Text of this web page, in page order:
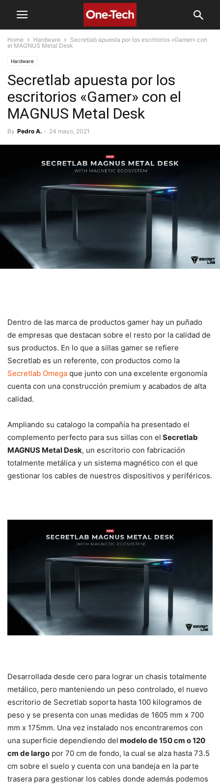
Home Hardware
Secretlab apuesta por los escritorios «Gamer» con
el MAGNUS Metal Desk
Hardware
Secretlab apuesta por los
escritorios «Gamer» con el
MAGNUS Metal Desk
By Pedro A. - 24 mayo, 2021
Dentro de las marca de productos gamer hay un puñado
de empresas que destacan sobre el resto por la calidad de
sus productos. En lo que a sillas gamer se refiere
Secretlab es un referente, con productos como la
Secretlab Omega que junto con una excelente ergonomía
cuenta con una construcción premium y acabados de alta
calidad.
Ampliando su catalogo la compañía ha presentado el
complemento perfecto para sus sillas con el Secretlab
MAGNUS Metal Desk, un escritorio con fabricación
totalmente metálica y un sistema magnético con el que
gestionar los cables de nuestros dispositivos y periféricos.
Desarrollada desde cero para lograr un chasis totalmente
metálico, pero manteniendo un peso controlado, el nuevo
escritorio de Secretlab soporta hasta 100 kilogramos de
peso y se presenta con unas medidas de 1605 mm x 700
mm x 175mm. Una vez instalado nos encontraremos con
una superficie dependiendo del modelo de 150 cm o 120
cm de largo por 70 cm de fondo, la cual se alza hasta 73.5
cm sobre el suelo y cuenta con una bandeja en la parte
trasera para gestionar los cables donde además podemos